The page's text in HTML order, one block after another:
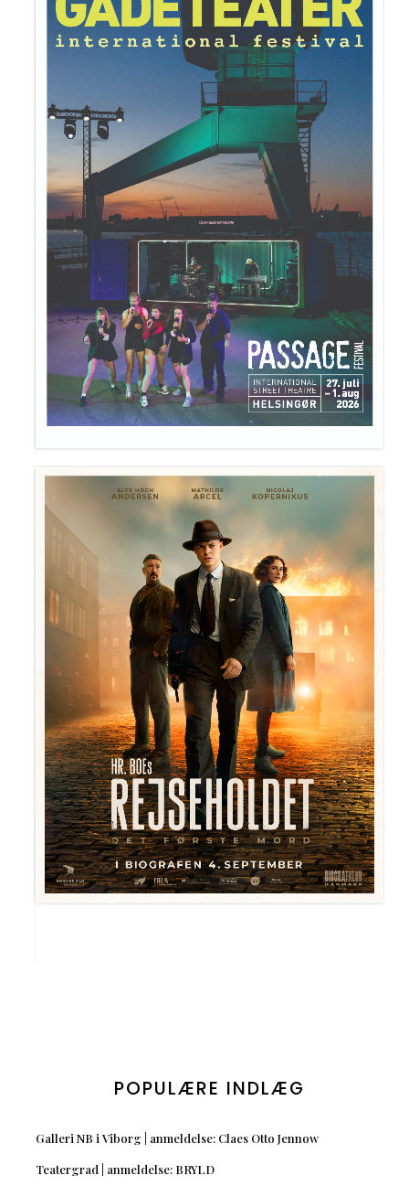
POPULÆRE INDLÆG
Galleri NB i Viborg | anmeldelse: Claes Otto Jennow
Teatergrad | anmeldelse: BRYLD